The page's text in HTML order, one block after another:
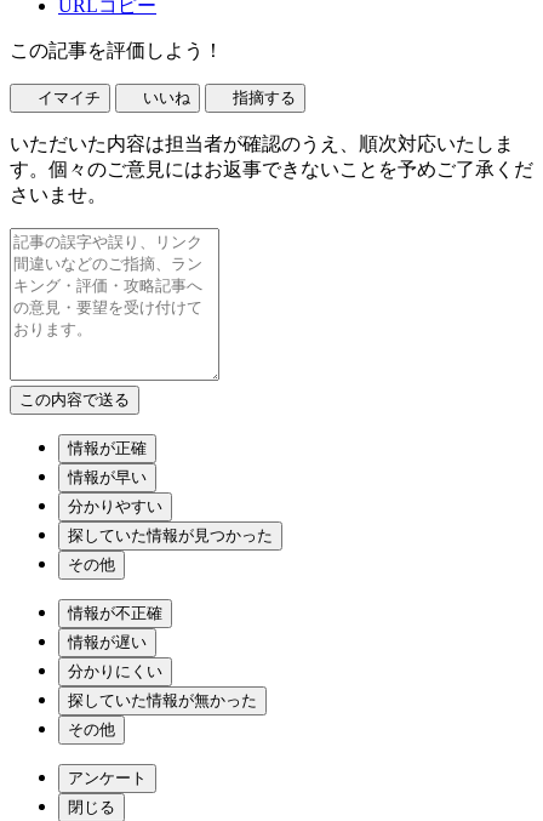
URLコピー
この記事を評価しよう！
イマイチ いいね 指摘する
いただいた内容は担当者が確認のうえ、順次対応いたしま
す。個々のご意見にはお返事できないことを予めご了承くだ
さいませ。
情報が正確
情報が早い
分かりやすい
探していた情報が見つかった
その他
情報が不正確
情報が遅い
分かりにくい
探していた情報が無かった
その他
アンケート
閉じる